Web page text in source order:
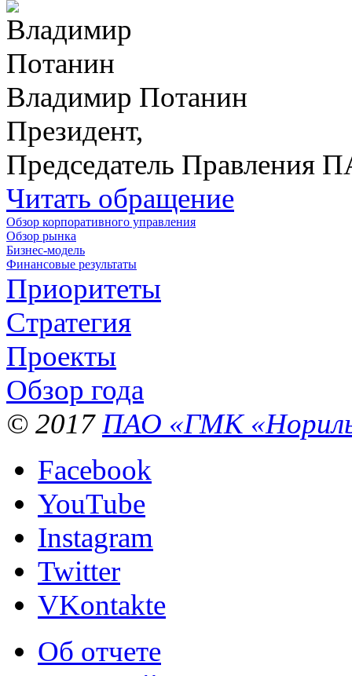
Владимир Потанин
Президент,
Председатель Правления
Читать обращение
Обзор корпоративного управления
Обзор рынка
Бизнес-модель
Финансовые результаты
Приоритеты
Стратегия
Проекты
Обзор года
© 2017 ПАО «ГМК
Facebook
YouTube
Instagram
Twitter
VKontakte
Об отчете